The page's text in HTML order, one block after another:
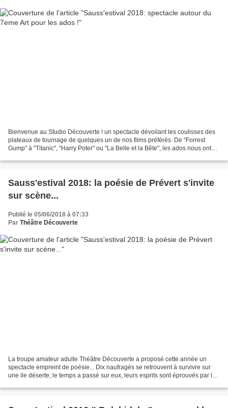
Bienvenue au Studio Découverte ! un spectacle dévoilant les coulisses des
plateaux de tournage de quelques un de nos films préférés. De "Forrest
Gump" à "Titanic", "Harry Poter" ou "La Belle et la Bête", les ados nous ont
Sauss'estival 2018: la poésie de Prévert s'invite
sur scène...
Publié le 05/06/2018 à 07:33
Par Théâtre Découverte
La troupe amateur adulte Théâtre Découverte a proposé cette année un
spectacle empreint de poésie... Dix naufragés se retrouvent à survivre sur
une ile déserte; le temps a passé sur eux, leurs esprits sont éprouvés par la